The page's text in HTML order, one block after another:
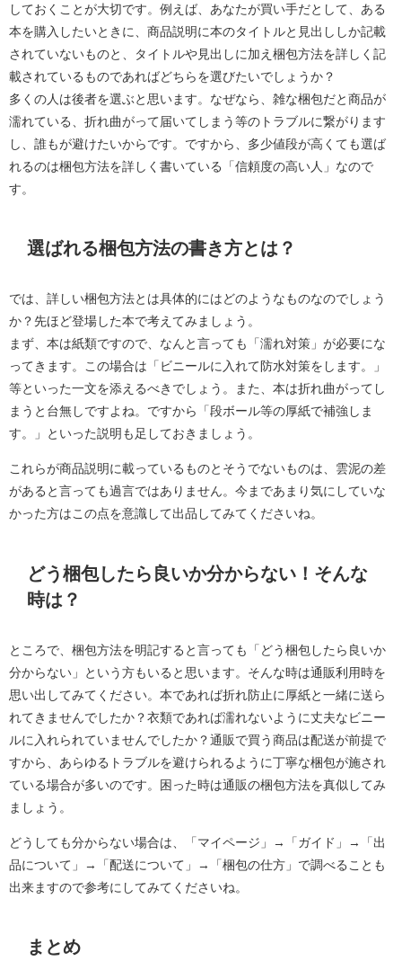
しておくことが大切です。例えば、あなたが買い手だとして、ある
本を購入したいときに、商品説明に本のタイトルと見出ししか記載
されていないものと、タイトルや見出しに加え梱包方法を詳しく記
載されているものであればどちらを選びたいでしょうか？
多くの人は後者を選ぶと思います。なぜなら、雑な梱包だと商品が
濡れている、折れ曲がって届いてしまう等のトラブルに繋がります
し、誰もが避けたいからです。ですから、多少値段が高くても選ば
れるのは梱包方法を詳しく書いている「信頼度の高い人」なので
す。
選ばれる梱包方法の書き方とは？
では、詳しい梱包方法とは具体的にはどのようなものなのでしょう
か？先ほど登場した本で考えてみましょう。
まず、本は紙類ですので、なんと言っても「濡れ対策」が必要にな
ってきます。この場合は「ビニールに入れて防水対策をします。」
等といった一文を添えるべきでしょう。また、本は折れ曲がってし
まうと台無しですよね。ですから「段ボール等の厚紙で補強しま
す。」といった説明も足しておきましょう。
これらが商品説明に載っているものとそうでないものは、雲泥の差
があると言っても過言ではありません。今まであまり気にしていな
かった方はこの点を意識して出品してみてくださいね。
どう梱包したら良いか分からない！そんな
時は？
ところで、梱包方法を明記すると言っても「どう梱包したら良いか
分からない」という方もいると思います。そんな時は通販利用時を
思い出してみてください。本であれば折れ防止に厚紙と一緒に送ら
れてきませんでしたか？衣類であれば濡れないように丈夫なビニー
ルに入れられていませんでしたか？通販で買う商品は配送が前提で
すから、あらゆるトラブルを避けられるように丁寧な梱包が施され
ている場合が多いのです。困った時は通販の梱包方法を真似してみ
ましょう。
どうしても分からない場合は、「マイページ」→「ガイド」→「出
品について」→「配送について」→「梱包の仕方」で調べることも
出来ますので参考にしてみてくださいね。
まとめ